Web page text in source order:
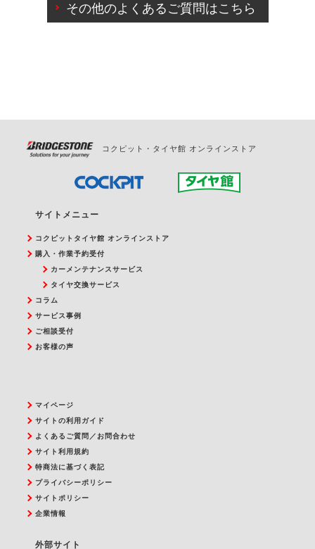
ご来店予約日の3営業日前を過ぎている場合のご予約
の日時変更につきましては、直接ご予約の店舗まで
その他のよくあるご質問はこちら
コクピット・タイヤ館 オンラインストア
サイトメニュー
コクピットタイヤ館 オンラインストア
購入・作業予約受付
カーメンテナンスサービス
タイヤ交換サービス
コラム
サービス事例
ご相談受付
お客様の声
マイページ
サイトの利用ガイド
よくあるご質問／お問合わせ
サイト利用規約
特商法に基づく表記
プライバシーポリシー
サイトポリシー
企業情報
外部サイト